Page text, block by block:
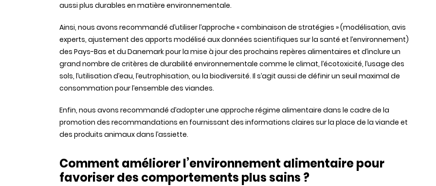
aussi plus durables en matière environnementale.
Ainsi, nous avons recommandé d’utiliser l’approche « combinaison de stratégies » (modélisation, avis
experts, ajustement des apports modélisé aux données scientifiques sur la santé et l’environnement)
des Pays-Bas et du Danemark pour la mise à jour des prochains repères alimentaires et d’inclure un
grand nombre de critères de durabilité environnementale comme le climat, l’écotoxicité, l’usage des
sols, l’utilisation d’eau, l’eutrophisation, ou la biodiversité. Il s’agit aussi de définir un seuil maximal de
consommation pour l’ensemble des viandes.
Enfin, nous avons recommandé d’adopter une approche régime alimentaire dans le cadre de la
promotion des recommandations en fournissant des informations claires sur la place de la viande et
des produits animaux dans l’assiette.
Comment améliorer l’environnement alimentaire pour
favoriser des comportements plus sains ?